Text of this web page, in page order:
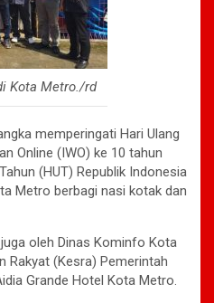
Kota Metro./rd
memperingati Hari Ulang
Online (IWO) ke 10 tahun
(HUT) Republik Indonesia
Metro berbagi nasi kotak dan
oleh Dinas Kominfo Kota
Rakyat (Kesra) Pemerintah
Grande Hotel Kota Metro.